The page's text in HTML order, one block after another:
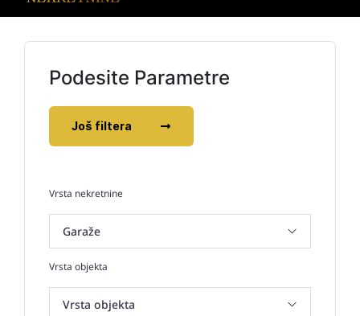
Podesite Parametre
Još filtera
Vrsta nekretnine
Vrsta objekta